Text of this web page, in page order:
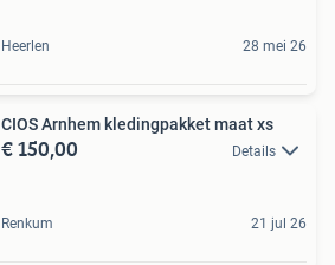
Heerlen 28 mei 26
CIOS Arnhem kledingpakket maat xs
€ 150,00 Details
Renkum 21 jul 26